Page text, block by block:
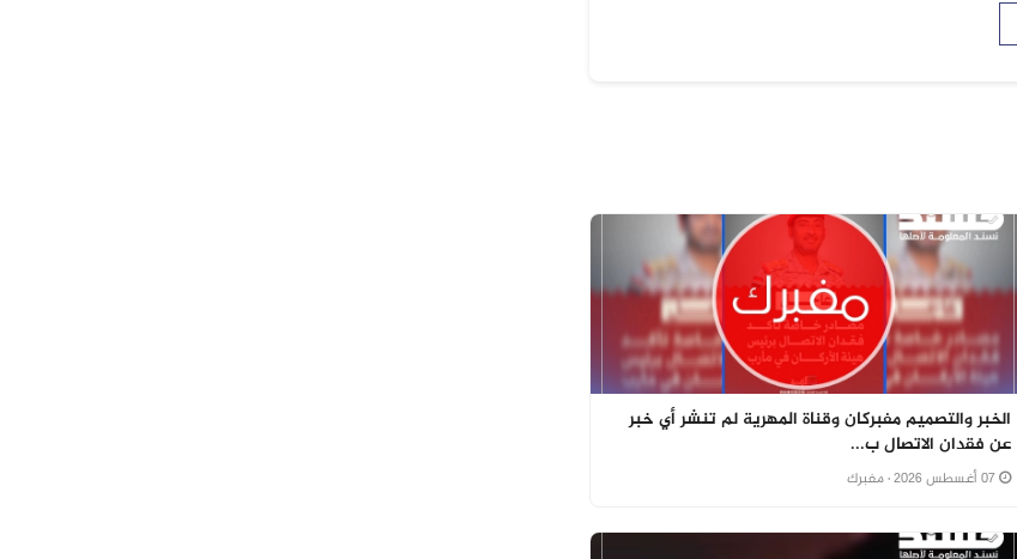
الخبر والتصميم مفبركان وقناة المهرية لم تنشر أي خبر
عن فقدان الاتصال ب...
· مفبرك